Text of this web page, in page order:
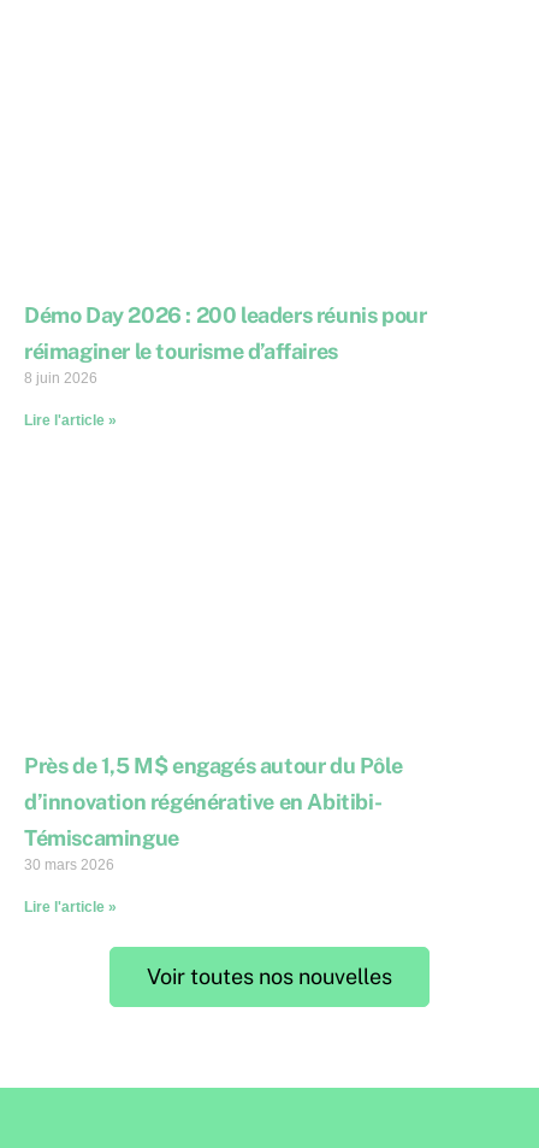
Démo Day 2026 : 200 leaders réunis pour
réimaginer le tourisme d’affaires
8 juin 2026
Lire l'article »
Près de 1,5 M$ engagés autour du Pôle
d’innovation régénérative en Abitibi-
Témiscamingue
30 mars 2026
Lire l'article »
Voir toutes nos nouvelles